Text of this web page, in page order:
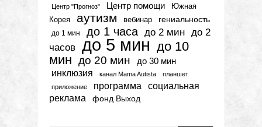
Центр "Прогноз" Центр помощи
Южная
Корея
аутизм вебинар гениальность
до 1 мин до 1 часа до 2 мин до 2
часов до 5 мин до 10
мин до 20 мин до 30 мин
инклюзия канал Mama Autista
планшет
приложение
программа
социальная
реклама
фонд Выход